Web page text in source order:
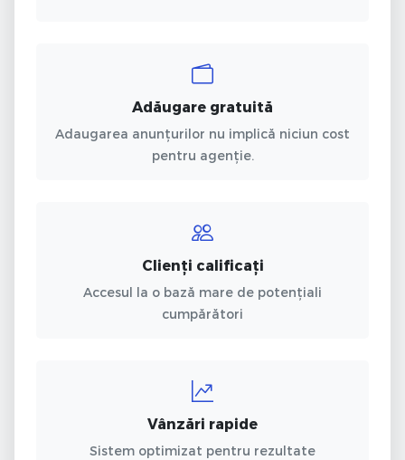
Adăugare gratuită
Adaugarea anunțurilor nu implică niciun cost
pentru agenție.
Clienți calificați
Accesul la o bază mare de potențiali
cumpărători
Vânzări rapide
Sistem optimizat pentru rezultate